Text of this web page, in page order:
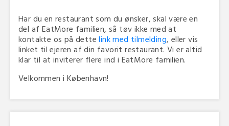
Har du en restaurant som du ønsker, skal være en
del af EatMore familien, så tøv ikke med at
kontakte os på dettelink med tilmelding, eller vis
linket til ejeren af din favorit restaurant. Vi er altid
klar til at inviterer flere ind i EatMore familien.
Velkommen i København!